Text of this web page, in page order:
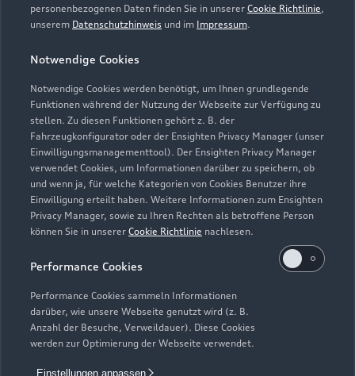
personenbezogenen Daten finden Sie in unserer Cookie Richtlinie,
unserem Datenschutzhinweis und im Impressum.
Notwendige Cookies
Notwendige Cookies werden benötigt, um Ihnen grundlegende
Funktionen während der Nutzung der Webseite zur Verfügung zu
stellen. Zu diesen Funktionen gehört z. B. der
Fahrzeugkonfigurator oder der Ensighten Privacy Manager (unser
Einwilligungsmanagementtool). Der Ensighten Privacy Manager
verwendet Cookies, um Informationen darüber zu speichern, ob
und wenn ja, für welche Kategorien von Cookies Benutzer ihre
Einwilligung erteilt haben. Weitere Informationen zum Ensighten
Privacy Manager, sowie zu Ihren Rechten als betroffene Person
können Sie in unserer Cookie Richtlinie nachlesen.
Performance Cookies
Performance Cookies sammeln Informationen
darüber, wie unsere Webseite genutzt wird (z. B.
Anzahl der Besuche, Verweildauer). Diese Cookies
werden zur Optimierung der Webseite verwendet.
Einstellungen anpassen
Geschlossen,öffnet am
Zurück nach oben
Modelle
Elektromodelle
Plug-in-Hybride
Neuwagensuche
Gebrauchtwagensuche
Service & Zubehör
Saisonale Angebote
Support